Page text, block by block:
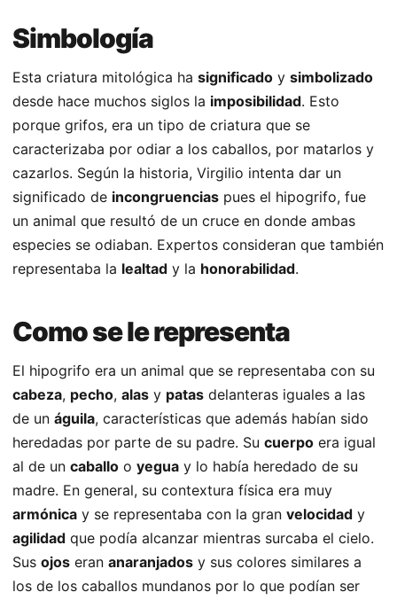
Simbología
Esta criatura mitológica ha significado y simbolizado
desde hace muchos siglos la imposibilidad. Esto
porque grifos, era un tipo de criatura que se
caracterizaba por odiar a los caballos, por matarlos y
cazarlos. Según la historia, Virgilio intenta dar un
significado de incongruencias pues el hipogrifo, fue
un animal que resultó de un cruce en donde ambas
especies se odiaban. Expertos consideran que también
representaba la lealtad y la honorabilidad.
Como se le representa
El hipogrifo era un animal que se representaba con su
cabeza, pecho, alas y patas delanteras iguales a las
de un águila, características que además habían sido
heredadas por parte de su padre. Su cuerpo era igual
al de un caballo o yegua y lo había heredado de su
madre. En general, su contextura física era muy
armónica y se representaba con la gran velocidad y
agilidad que podía alcanzar mientras surcaba el cielo.
Sus ojos eran anaranjados y sus colores similares a
los de los caballos mundanos por lo que podían ser